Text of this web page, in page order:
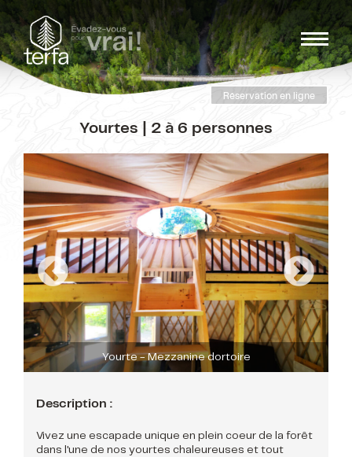
Réservation en ligne
Yourtes | 2 à 6 personnes
Yourte - Mezzanine dortoire
Description :
Vivez une escapade unique en plein coeur de la forêt
dans l'une de nos yourtes chaleureuses et tout